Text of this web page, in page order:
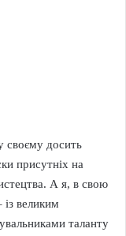
своєму досить
присутніх на
А я, в свою
великим
таланту